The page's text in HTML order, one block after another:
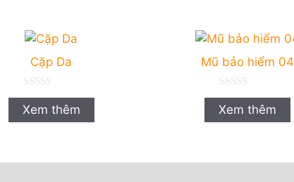
Cặp Da
0
n
g
o
Xem thêm
Mũ bảo hiểm 04
0
n
g
o
Xem thêm